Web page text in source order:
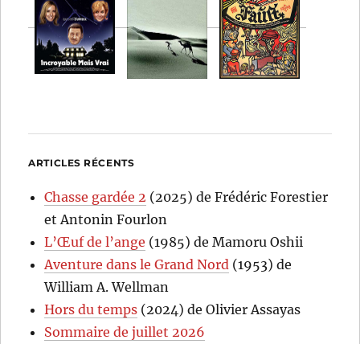
ARTICLES RÉCENTS
Chasse gardée 2 (2025) de Frédéric Forestier
et Antonin Fourlon
L’Œuf de l’ange (1985) de Mamoru Oshii
Aventure dans le Grand Nord (1953) de
William A. Wellman
Hors du temps (2024) de Olivier Assayas
Sommaire de juillet 2026